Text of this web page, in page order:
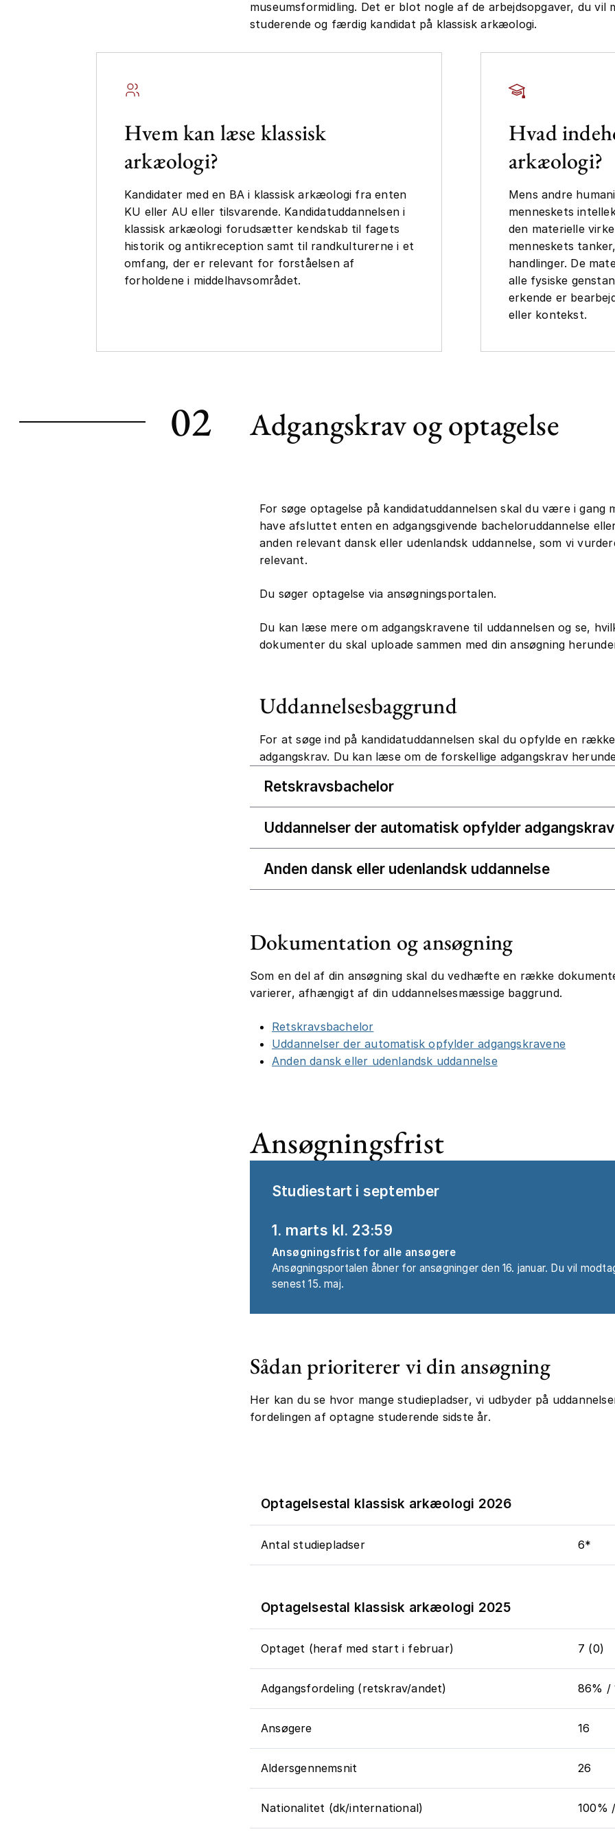
museumsformidling. Det er blot nogle af de arbejdsopgaver, du vil
studerende og færdig kandidat på klassisk arkæologi.
Hvem kan læse klassisk
arkæologi?
Kandidater med en BA i klassisk arkæologi fra enten
KU eller AU eller tilsvarende. Kandidatuddannelsen i
klassisk arkæologi forudsætter kendskab til fagets
historik og antikreception samt til randkulturerne i et
omfang, der er relevant for forståelsen af
forholdene i middelhavsområdet.
Hvad
arkæologi?
Mens andre
menneskets
den materielle
menneskets
handlinger. De
alle fysiske
erkende er
eller kontekst.
02 Adgangskrav og optagelse
For søge optagelse på kandidatuddannelsen skal du være i gang
have afsluttet enten en adgangsgivende bacheloruddannelse
anden relevant dansk eller udenlandsk uddannelse, som vi
relevant.
Du søger optagelse via ansøgningsportalen.
Du kan læse mere om adgangskravene til uddannelsen og se,
dokumenter du skal uploade sammen med din ansøgning
Uddannelsesbaggrund
For at søge ind på kandidatuddannelsen skal du opfylde en række
adgangskrav. Du kan læse om de forskellige adgangskrav
Retskravsbachelor
Uddannelser der automatisk opfylder
Anden dansk eller udenlandsk uddannelse
Dokumentation og ansøgning
Som en del af din ansøgning skal du vedhæfte en række
varierer, afhængigt af din uddannelsesmæssige baggrund.
Retskravsbachelor
Uddannelser der automatisk opfylder adgangskravene
Anden dansk eller udenlandsk uddannelse
Ansøgningsfrist
Studiestart i september
1. marts kl. 23:59
Ansøgningsfrist for alle ansøgere
Ansøgningsportalen åbner for ansøgninger den 16. januar. Du vil
senest 15. maj.
Sådan prioriterer vi din ansøgning
Her kan du se hvor mange studiepladser, vi udbyder på
fordelingen af optagne studerende sidste år.
Optagelsestal klassisk arkæologi 2026
Antal studiepladser 6*
Optagelsestal klassisk arkæologi 2025
Optaget (heraf med start i februar) 7 (0)
Adgangsfordeling (retskrav/andet) 86% /
Ansøgere 16
Aldersgennemsnit 26
Nationalitet (dk/international) 100%